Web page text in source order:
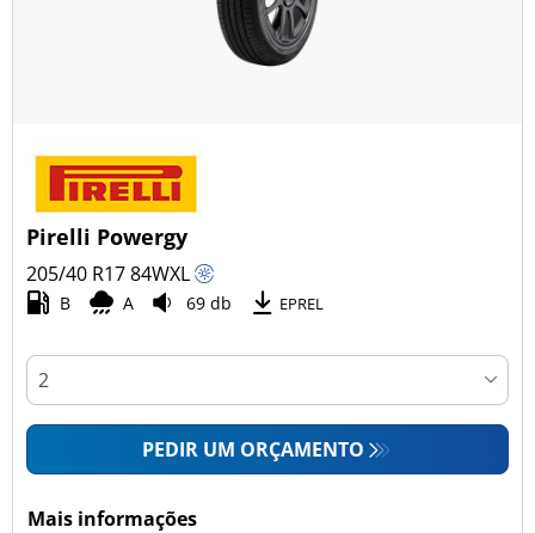
Pirelli Powergy
205/40 R1784WXL
B A 69 db EPREL
PEDIR UM ORÇAMENTO
Mais informações